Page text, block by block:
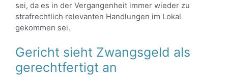
sei, da es in der Vergangenheit immer wieder zu
strafrechtlich relevanten Handlungen im Lokal
gekommen sei.
Gericht sieht Zwangsgeld als
gerechtfertigt an